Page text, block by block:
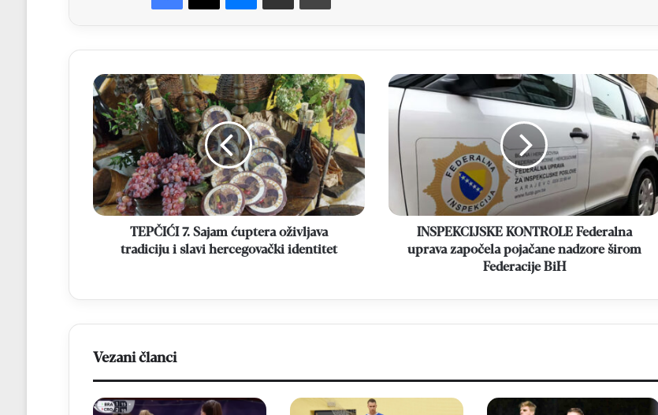
TEPČIĆI
7.
Sajam
ćuptera
oživljava
tradiciju
i
slavi
hercegovački
TEPČIĆI 7. Sajam ćuptera oživljava
tradiciju i slavi hercegovački identitet
INSPEKCIJSKE
KONTROLE
Federalna
započela
pojačane
nadzore
širom
Federacije
INSPEKCIJSKE KONTROLE Federalna
uprava započela pojačane nadzore širom
Federacije BiH
Vezani članci